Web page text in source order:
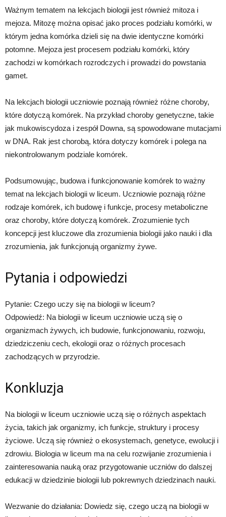
Ważnym tematem na lekcjach biologii jest również mitoza i
mejoza. Mitozę można opisać jako proces podziału komórki, w
którym jedna komórka dzieli się na dwie identyczne komórki
potomne. Mejoza jest procesem podziału komórki, który
zachodzi w komórkach rozrodczych i prowadzi do powstania
gamet.
Na lekcjach biologii uczniowie poznają również różne choroby,
które dotyczą komórek. Na przykład choroby genetyczne, takie
jak mukowiscydoza i zespół Downa, są spowodowane mutacjami
w DNA. Rak jest chorobą, która dotyczy komórek i polega na
niekontrolowanym podziale komórek.
Podsumowując, budowa i funkcjonowanie komórek to ważny
temat na lekcjach biologii w liceum. Uczniowie poznają różne
rodzaje komórek, ich budowę i funkcje, procesy metaboliczne
oraz choroby, które dotyczą komórek. Zrozumienie tych
koncepcji jest kluczowe dla zrozumienia biologii jako nauki i dla
zrozumienia, jak funkcjonują organizmy żywe.
Pytania i odpowiedzi
Pytanie: Czego uczy się na biologii w liceum?
Odpowiedź: Na biologii w liceum uczniowie uczą się o
organizmach żywych, ich budowie, funkcjonowaniu, rozwoju,
dziedziczeniu cech, ekologii oraz o różnych procesach
zachodzących w przyrodzie.
Konkluzja
Na biologii w liceum uczniowie uczą się o różnych aspektach
życia, takich jak organizmy, ich funkcje, struktury i procesy
życiowe. Uczą się również o ekosystemach, genetyce, ewolucji i
zdrowiu. Biologia w liceum ma na celu rozwijanie zrozumienia i
zainteresowania nauką oraz przygotowanie uczniów do dalszej
edukacji w dziedzinie biologii lub pokrewnych dziedzinach nauki.
Wezwanie do działania: Dowiedz się, czego uczą na biologii w